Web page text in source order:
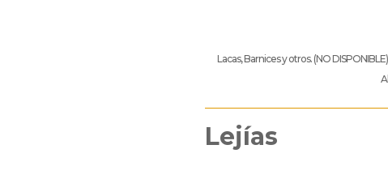
Lacas, Barnices y otros. (NO DISPONIBLE)
Lejías